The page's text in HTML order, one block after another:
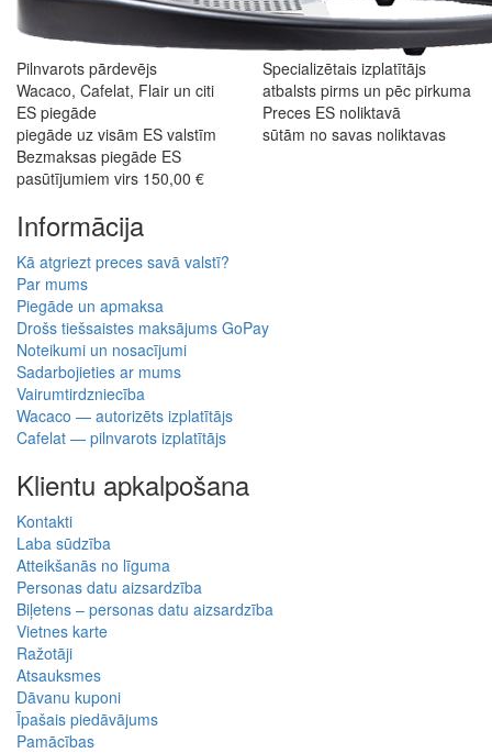
Pilnvarots pārdevējs
Wacaco, Cafelat, Flair un citi
Specializētais izplatītājs
atbalsts pirms un pēc pirkuma
ES piegāde
piegāde uz visām ES valstīm
Preces ES noliktavā
sūtām no savas noliktavas
Bezmaksas piegāde ES
pasūtījumiem virs 150,00 €
Informācija
Kā atgriezt preces savā valstī?
Par mums
Piegāde un apmaksa
Drošs tiešsaistes maksājums GoPay
Noteikumi un nosacījumi
Sadarbojieties ar mums
Vairumtirdzniecība
Wacaco — autorizēts izplatītājs
Cafelat — pilnvarots izplatītājs
Klientu apkalpošana
Kontakti
Laba sūdzība
Atteikšanās no līguma
Personas datu aizsardzība
Biļetens – personas datu aizsardzība
Vietnes karte
Ražotāji
Atsauksmes
Dāvanu kuponi
Īpašais piedāvājums
Pamācības